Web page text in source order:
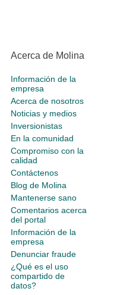
Acerca de Molina
Información de la
empresa
Acerca de nosotros
Noticias y medios
Inversionistas
En la comunidad
Compromiso con la
calidad
Contáctenos
Blog de Molina
Mantenerse sano
Comentarios acerca
del portal
Información de la
empresa
Denunciar fraude
¿Qué es el uso
compartido de
datos?